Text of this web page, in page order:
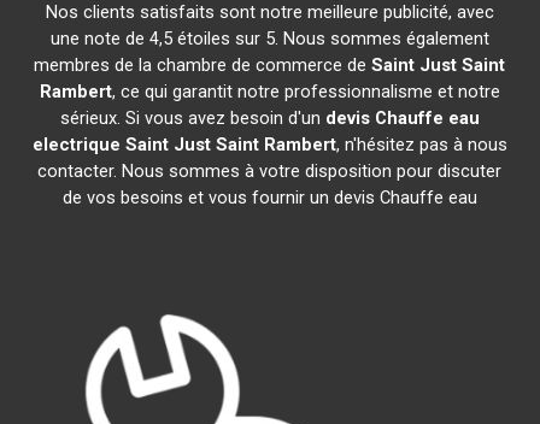
Nos clients satisfaits sont notre meilleure publicité, avec
une note de 4,5 étoiles sur 5. Nous sommes également
membres de la chambre de commerce deSaint Just Saint
Rambert, ce qui garantit notre professionnalisme et notre
sérieux. Si vous avez besoin d'un devis Chauffe eau
electrique Saint Just Saint Rambert, n'hésitez pas à nous
contacter. Nous sommes à votre disposition pour discuter
de vos besoins et vous fournir un devis Chauffe eau